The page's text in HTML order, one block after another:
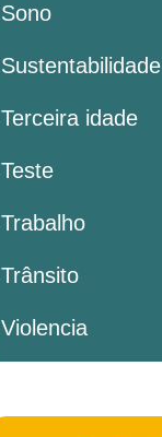
Sono
Sustentabilidade
Terceira idade
Teste
Trabalho
Trânsito
Violencia